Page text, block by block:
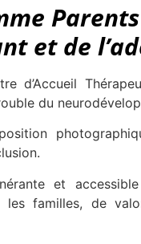
et de
d’Accueil
du
et
les familles, de